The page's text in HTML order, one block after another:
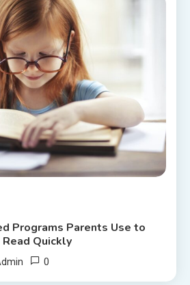
Programs Parents Use to
Quickly
0